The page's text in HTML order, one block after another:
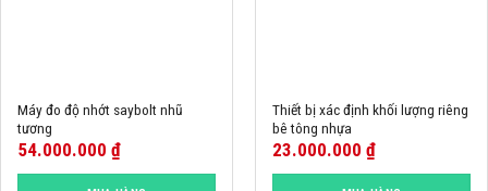
Máy đo độ nhớt saybolt nhũ
tương
54.000.000 ₫
Thiết bị xác định khối lượng riêng
bê tông nhựa
23.000.000 ₫